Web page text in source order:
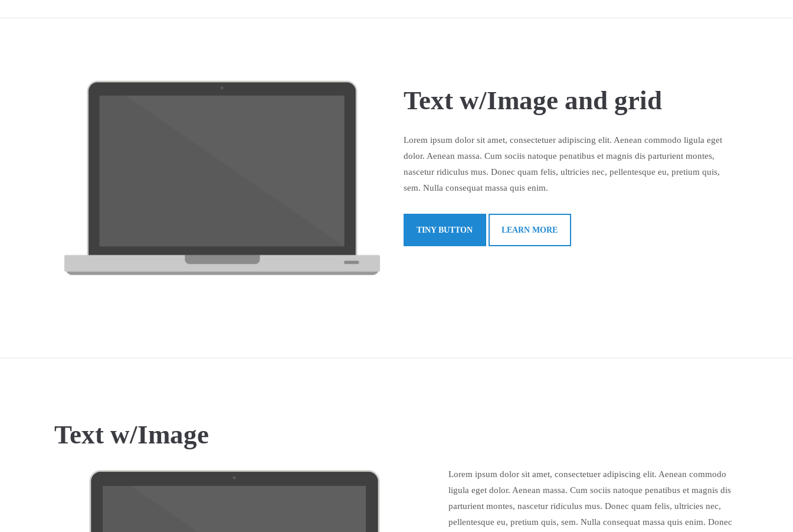
Text w/Image and grid
Lorem ipsum dolor sit amet, consectetuer adipiscing elit. Aenean commodo ligula eget
dolor. Aenean massa. Cum sociis natoque penatibus et magnis dis parturient montes,
nascetur ridiculus mus. Donec quam felis, ultricies nec, pellentesque eu, pretium quis,
sem. Nulla consequat massa quis enim.
TINY BUTTON LEARN MORE
Text w/Image
Lorem ipsum dolor sit amet, consectetuer adipiscing elit. Aenean commodo
ligula eget dolor. Aenean massa. Cum sociis natoque penatibus et magnis dis
parturient montes, nascetur ridiculus mus. Donec quam felis, ultricies nec,
pellentesque eu, pretium quis, sem. Nulla consequat massa quis enim. Donec